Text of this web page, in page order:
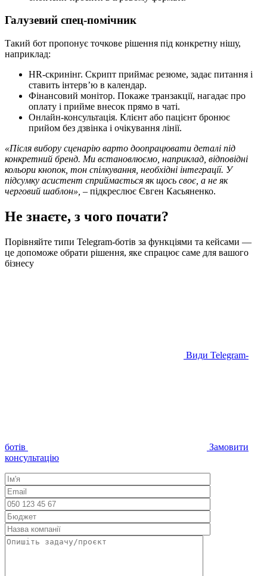
Галузевий спец-помічник
Такий бот пропонує точкове рішення під конкретну нішу,
наприклад:
HR-скринінг. Скрипт приймає резюме, задає питання і
ставить інтерв’ю в календар.
Фінансовий монітор. Покаже транзакції, нагадає про
оплату і прийме внесок прямо в чаті.
Онлайн-консультація. Клієнт або пацієнт бронює
прийом без дзвінка і очікування лінії.
«Після вибору сценарію варто доопрацювати деталі під
конкретний бренд. Ми встановлюємо, наприклад, відповідні
кольори кнопок, тон спілкування, необхідні інтеграції. У
підсумку асистент сприймається як щось своє, а не як
черговий шаблон», – підкреслює Євген Касьяненко.
Не знаєте, з чого почати?
Порівняйте типи Telegram-ботів за функціями та кейсами —
це допоможе обрати рішення, яке спрацює саме для вашого
бізнесу
Види Telegram-
ботів
Замовити
консультацію